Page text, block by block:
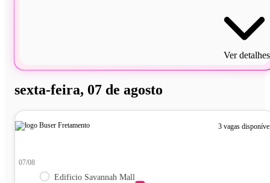
Ver detalhes
sexta-feira, 07 de agosto
3 vagas
07/08
Edificio Savannah Mall